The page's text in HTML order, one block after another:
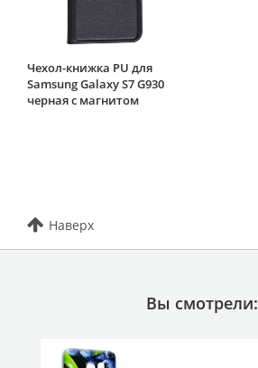
Чехол-книжка PU для
Samsung Galaxy S7 G930
черная с магнитом
Наверх
Вы смотрели: